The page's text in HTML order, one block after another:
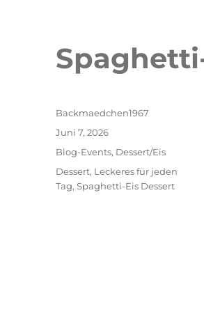
Autor
Backmaedchen1967
Veröffentlicht
am
Juni 7, 2026
Kategorien
Blog-Events, Dessert/Eis
Schlagwörter
Dessert, Leckeres für jeden
Tag,Spaghetti-Eis Dessert